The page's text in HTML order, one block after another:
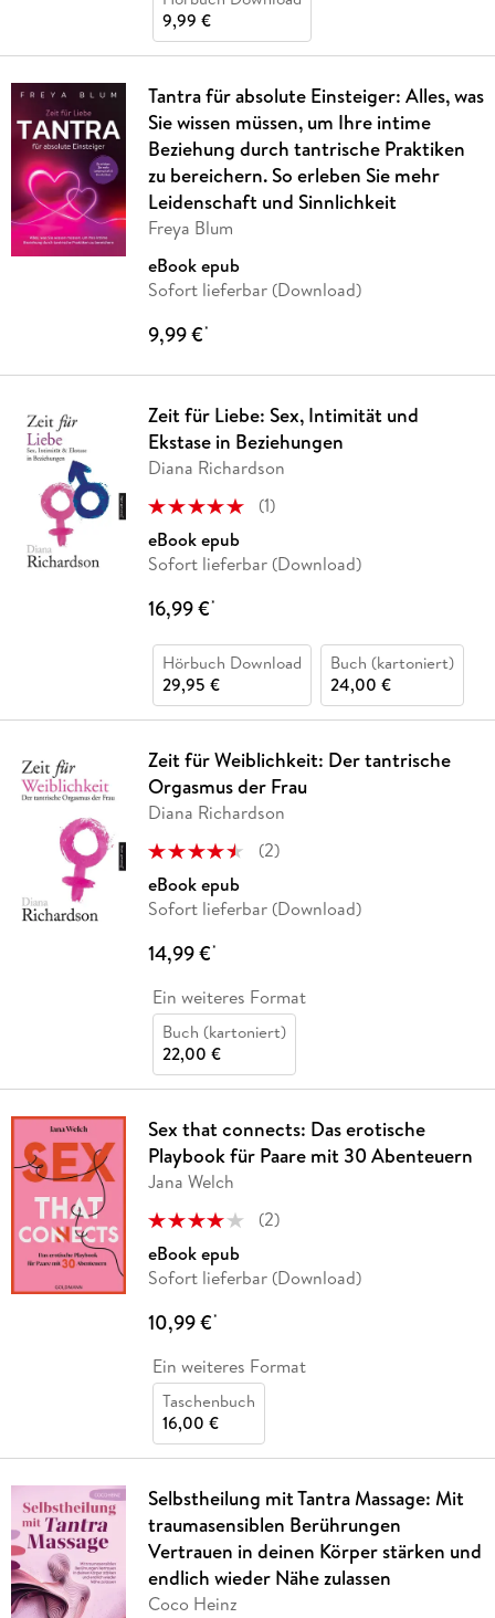
9,99 €
Tantra für absolute Einsteiger: Alles, was
Sie wissen müssen, um Ihre intime
Beziehung durch tantrische Praktiken
zu bereichern. So erleben Sie mehr
Leidenschaft und Sinnlichkeit
Freya Blum
eBook epub
Sofort lieferbar (Download)
9,99 €*
Zeit für Liebe: Sex, Intimität und
Ekstase in Beziehungen
Diana Richardson
(1)
eBook epub
Sofort lieferbar (Download)
16,99 €*
Hörbuch Download
29,95 €
Buch (kartoniert)
24,00 €
Zeit für Weiblichkeit: Der tantrische
Orgasmus der Frau
Diana Richardson
(2)
eBook epub
Sofort lieferbar (Download)
14,99 €*
Ein weiteres Format
Buch (kartoniert)
22,00 €
Sex that connects: Das erotische
Playbook für Paare mit 30 Abenteuern
Jana Welch
(2)
eBook epub
Sofort lieferbar (Download)
10,99 €*
Ein weiteres Format
Taschenbuch
16,00 €
Selbstheilung mit Tantra Massage: Mit
traumasensiblen Berührungen
Vertrauen in deinen Körper stärken und
endlich wieder Nähe zulassen
Coco Heinz